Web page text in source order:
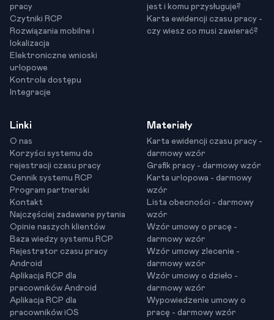
pracy
Czytniki RCP
Rozwiązania mobilne i
lokalizacja
Elektroniczne wnioski
urlopowe
Kontrola dostępu
Integracje
jest i komu przysługuje?
Karta ewidencji czasu pracy -
czy wiesz co musi zawierać?
Linki
O nas
Korzyści systemu do
rejestracji czasu pracy
Cennik systemu RCP
Program partnerski
Kontakt
Najczęściej zadawane pytania
Opinie naszych klientów
Baza wiedzy systemu RCP
Rejestrator czasu pracy
Android
Aplikacja RCP dla
pracowników Android
Aplikacja RCP dla
pracowników iOS
Materiały
Karta ewidencji czasu pracy -
darmowy wzór
Grafik pracy - darmowy wzór
Karta urlopowa - darmowy
wzór
Lista obecności - darmowy
wzór
Wzór umowy o pracę -
darmowy wzór
Wzór umowy zlecenie -
darmowy wzór
Wzór umowy o dzieło -
darmowy wzór
Wypowiedzenie umowy o
pracę - darmowy wzór